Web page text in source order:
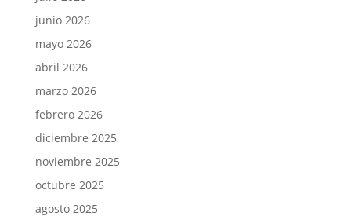
junio 2026
mayo 2026
abril 2026
marzo 2026
febrero 2026
diciembre 2025
noviembre 2025
octubre 2025
agosto 2025